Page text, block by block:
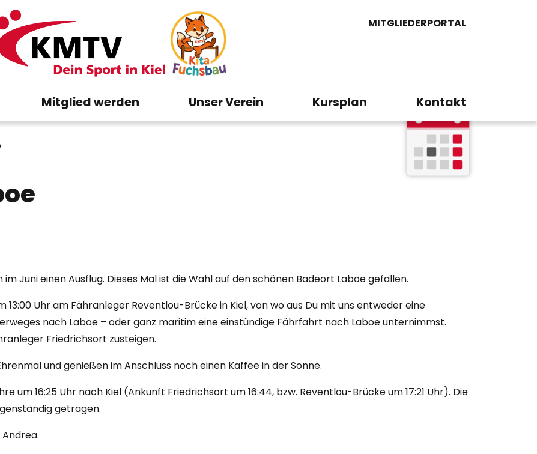
Mitglied werden Unser Verein Kursplan Kontakt
MITGLIEDERPORTAL
Juni einen Ausflug. Dieses Mal ist die Wahl auf den schönen Badeort Laboe gefallen.
Uhr am Fähranleger Reventlou-Brücke in Kiel, von wo aus Du mit uns entweder eine
nach Laboe – oder ganz maritim eine einstündige Fährfahrt nach Laboe unternimmst.
Friedrichsort zusteigen.
und genießen im Anschluss noch einen Kaffee in der Sonne.
um 16:25 Uhr nach Kiel (Ankunft Friedrichsort um 16:44, bzw. Reventlou-Brücke um 17:21 Uhr). Die
getragen.